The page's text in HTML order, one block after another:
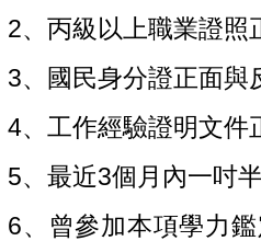
2、丙級以上職業證照
3、國民身分證正面與
4、工作經驗證明文件
5、最近3個月內一吋
6、曾參加本項學力